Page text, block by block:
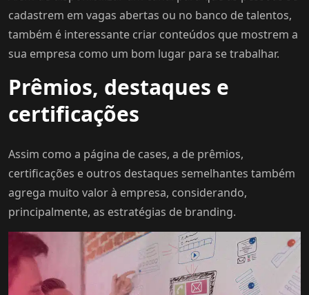
cadastrem em vagas abertas ou no banco de talentos,
também é interessante criar conteúdos que mostrem a
sua empresa como um bom lugar para se trabalhar.
Prêmios, destaques e
certificações
Assim como a página de cases, a de prêmios,
certificações e outros destaques semelhantes também
agrega muito valor à empresa, considerando,
principalmente, as estratégias de branding.